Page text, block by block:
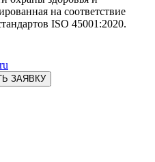
на соответствие
ISO 45001:2020.